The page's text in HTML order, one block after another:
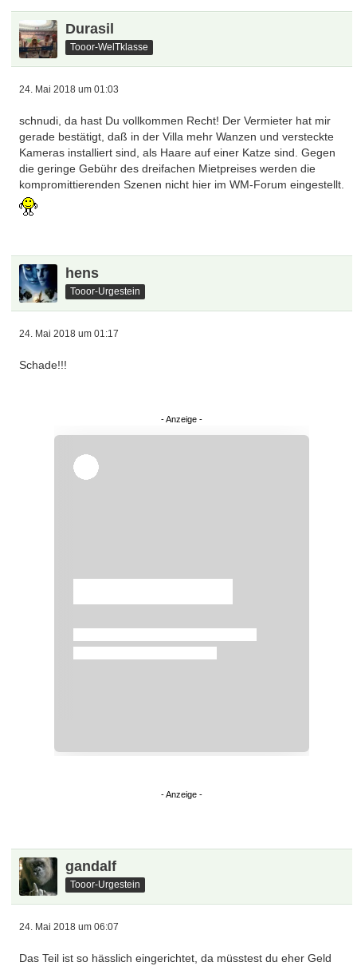
Durasil
Tooor-WelTklasse
24. Mai 2018 um 01:03
schnudi, da hast Du vollkommen Recht! Der Vermieter hat mir
gerade bestätigt, daß in der Villa mehr Wanzen und versteckte
Kameras installiert sind, als Haare auf einer Katze sind. Gegen
die geringe Gebühr des dreifachen Mietpreises werden die
kompromittierenden Szenen nicht hier im WM-Forum eingestellt.
hens
Tooor-Urgestein
24. Mai 2018 um 01:17
Schade!!!
gandalf
Tooor-Urgestein
24. Mai 2018 um 06:07
Das Teil ist so hässlich eingerichtet, da müsstest du eher Geld